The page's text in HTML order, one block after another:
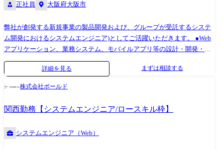
ただきます。 案件例 ＜保険ポータルサイト開発＞ 【担当工程】要件定
Nuxt(TypeScript) 【サーバーサイド】Node.js(TypeScript) 【インフラ】
AWS 【開発手法】スクラム開発 【作業場所】弊社オフィス内 ＜睡眠デ
ータ連携アプリ開発＞ 【担当工程】他社からの引継ぎ+保守運用開発(新
機能開発あり) 【規模】5名～10名 【期間】9ヶ月 【クライアント】
ム開発＞ 【担当工程】要件定義～保守運用 【規模】10名～20名 【期
間】6ヶ月 【クライアント】Android(Kotlin)、iOS(Swift) 【フロントエン
【開発手法】ウォーターフォール開発、保守開発はアジャイル開発 【作
正社員 大阪府大阪市
弊社が創発する新規事業の製品開発および、グループが受託するシステ
ム開発におけるシステムエンジニア)としてご活躍いただきます。 ●Web
アプリケーション、業務システム、モバイルアプリ等の設計・開発・運
用 ●クライアントとの要件定義、仕様調整、提案 ●チーム内ミーティン
グ、アジャイル開発推進 ●システム保守・運用・改善 ●新技術の調査・
導入や開発プロセス改善 プロジェクト例 ●大手企業向け業務システム開
Node.js, GCP) ●モバイルアプリ開発(Swift, Kotlin) ●ChatGPTをはじめとす
る生成AIの実装や、DXソリューションの技術選定 開発環境・技術スタッ
ク ●言語:Java/Python/JavaScript(TypeScript)/C#/Swift/Kotlin など ●フレー
ムワーク:Spring Boot/React/Angular/Django など ●インフ
詳細を見る まずは相談する
株式会社ボールド
関西勤務【システムエンジニア/ロースキル枠】
システムエンジニア（Web）